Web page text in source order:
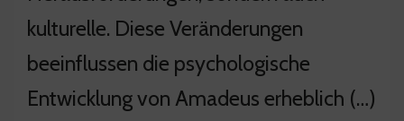
kulturelle. Diese Veränderungen
beeinflussen die psychologische
Entwicklung von Amadeus erheblich (…)